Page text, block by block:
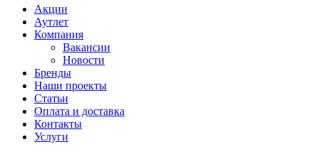
Акции
Аутлет
Компания
Вакансии
Новости
Бренды
Наши проекты
Статьи
Оплата и доставка
Контакты
Услуги